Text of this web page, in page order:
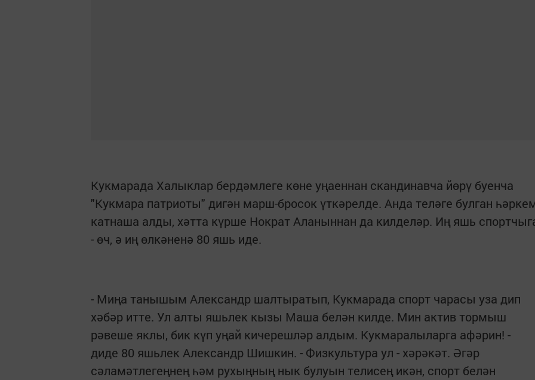
Кукмарада Халыклар бердәмлеге көне уңаеннан скандинавча йөрү буенча
"Кукмара патриоты" дигән марш-бросок үткәрелде. Анда теләге булган
катнаша алды, хәтта күрше Нократ Аланыннан да килделәр. Иң яшь
- өч, ә иң өлкәненә 80 яшь иде.
- Миңа танышым Александр шалтыратып, Кукмарада спорт чарасы уза дип
хәбәр итте. Ул алты яшьлек кызы Маша белән килде. Мин актив тормыш
рәвеше яклы, бик күп уңай кичерешләр алдым. Кукмаралыларга афәрин! -
диде 80 яшьлек Александр Шишкин. - Физкультура ул - хәрәкәт. Әгәр
сәламәтлегеңнең һәм рухыңның нык булуын телисең икән, спорт белән